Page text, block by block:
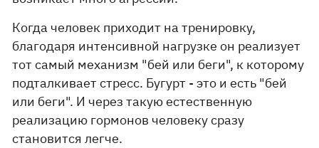
Когда человек приходит на тренировку,
благодаря интенсивной нагрузке он реализует
тот самый механизм "бей или беги", к которому
подталкивает стресс. Бугурт - это и есть "бей
или беги". И через такую естественную
реализацию гормонов человеку сразу
становится легче.